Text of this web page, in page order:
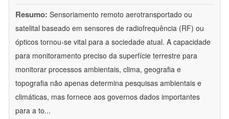
Resumo: Sensoriamento remoto aerotransportado ou
satelital baseado em sensores de radiofrequência (RF) ou
ópticos tornou-se vital para a sociedade atual. A capacidade
para monitoramento preciso da superfície terrestre para
monitorar processos ambientais, clima, geografia e
topografia não apenas determina pesquisas ambientais e
climáticas, mas fornece aos governos dados importantes
para a to...